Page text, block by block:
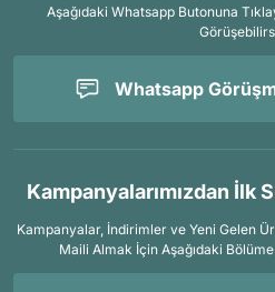
Aşağıdaki Whatsapp Butonuna
Whatsapp
Kampanyalarımızdan İlk
Kampanyalar, İndirimler ve Yeni Gelen
Maili Almak İçin Aşağıdaki